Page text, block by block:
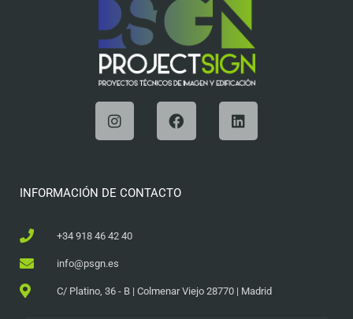
INFORMACIÓN DE CONTACTO
+34 918 46 42 40
info@psgn.es
C/ Platino, 36 - B | Colmenar Viejo 28770 | Madrid